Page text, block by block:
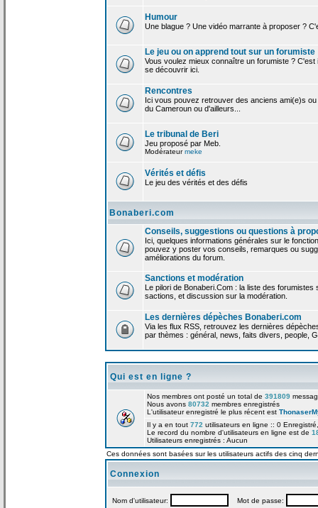
Humour
Une blague ? Une vidéo marrante à proposer ?
Le jeu ou on apprend tout sur un forumiste
Vous voulez mieux connaître un forumiste ? C'est
se découvrir ici.
Rencontres
Ici vous pouvez retrouver des anciens ami(e)s
du Cameroun ou d'ailleurs...
Le tribunal de Beri
Jeu proposé par Meb.
Modérateurmeke
Vérités et défis
Le jeu des vérités et des défis
Bonaberi.com
Conseils, suggestions ou questions à
Ici, quelques informations générales sur le
pouvez y poster vos conseils, remarques ou
améliorations du forum.
Sanctions et modération
Le pilori de Bonaberi.Com : la liste des
sactions, et discussion sur la modération.
Les dernières dépèches Bonaberi.com
Via les flux RSS, retrouvez les dernières
par thèmes : général, news, faits divers, people,
Qui est en ligne ?
Nos membres ont posté un total de 391809
Nous avons 80732 membres enregistrés
L'utilisateur enregistré le plus récent est
Il y a en tout 772 utilisateurs en ligne :: 0
Le record du nombre d'utilisateurs en ligne est de
Utilisateurs enregistrés : Aucun
Ces données sont basées sur les utilisateurs actifs des cinq
Connexion
Nom d'utilisateur: Mot de passe: